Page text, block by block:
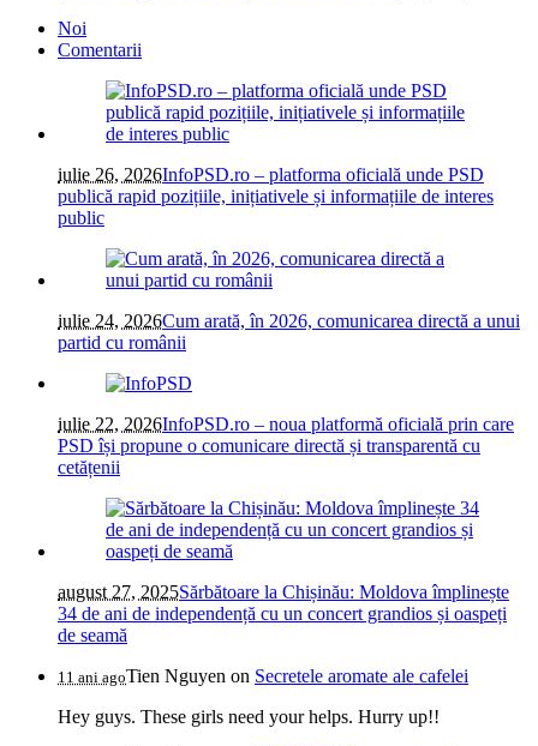
Noi
Comentarii
iulie 26, 2026InfoPSD.ro – platforma oficială unde PSD
publică rapid pozițiile, inițiativele și informațiile de interes
public
iulie 24, 2026Cum arată, în 2026, comunicarea directă a unui
partid cu românii
iulie 22, 2026InfoPSD.ro – noua platformă oficială prin care
PSD își propune o comunicare directă și transparentă cu
cetățenii
august 27, 2025Sărbătoare la Chișinău: Moldova împlinește
34 de ani de independență cu un concert grandios și oaspeți
de seamă
11 ani agoTien Nguyen on Secretele aromate ale cafelei
Hey guys. These girls need your helps. Hurry up!!